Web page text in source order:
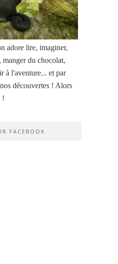
adore lire, imaginer,
manger du chocolat,
à l'aventure... et par
découvertes ! Alors
!
FACEBOOK